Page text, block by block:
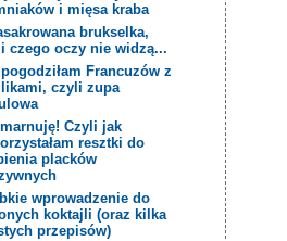
i mięsa kraba
brukselka,
czego oczy nie widzą...
Francuzów z
czyli zupa
marnuję! Czyli jak
resztki do
placków
wprowadzenie do
koktajli (oraz kilka
przepisów)